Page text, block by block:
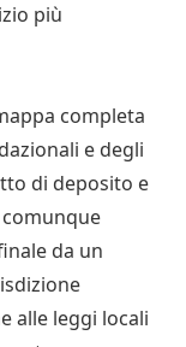
più
completa
e degli
di deposito e
da un
alle leggi locali